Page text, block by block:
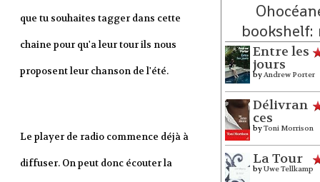
que tu souhaites tagger dans cette
chaine pour qu'a leur tour ils nous
proposent leur chanson de l'été.
Le player de radio commence déjà à
diffuser. On peut donc écouter la
bookshelf:
Entre les
jours
byAndrew Porter
Délivran
ces
byToni Morrison
La Tour
byUwe Tellkamp